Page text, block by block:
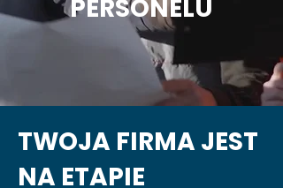
PERSONELU
TWOJA FIRMA JEST
NA ETAPIE